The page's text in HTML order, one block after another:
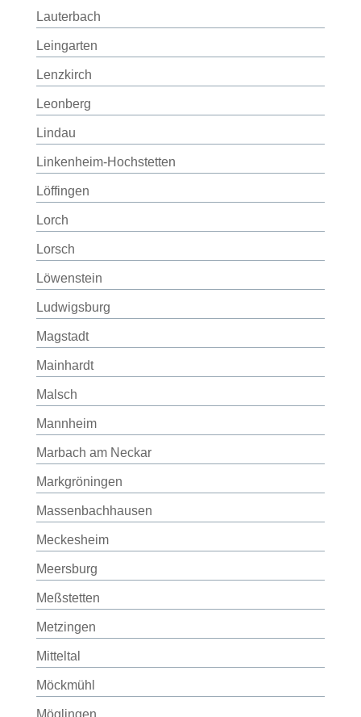
Lauterbach
Leingarten
Lenzkirch
Leonberg
Lindau
Linkenheim-Hochstetten
Löffingen
Lorch
Lorsch
Löwenstein
Ludwigsburg
Magstadt
Mainhardt
Malsch
Mannheim
Marbach am Neckar
Markgröningen
Massenbachhausen
Meckesheim
Meersburg
Meßstetten
Metzingen
Mitteltal
Möckmühl
Möglingen